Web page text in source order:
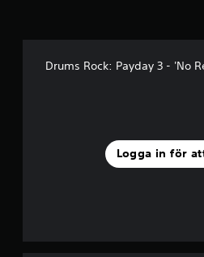
Drums Rock: Payday 3 - 'No
Logga in för